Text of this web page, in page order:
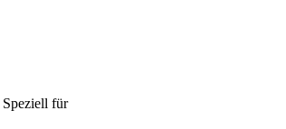
Speziell für